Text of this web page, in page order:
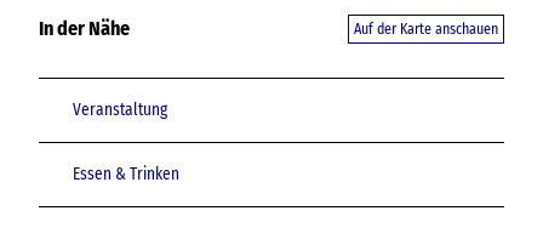
In der Nähe Auf der Karte anschauen
Veranstaltung
Essen & Trinken